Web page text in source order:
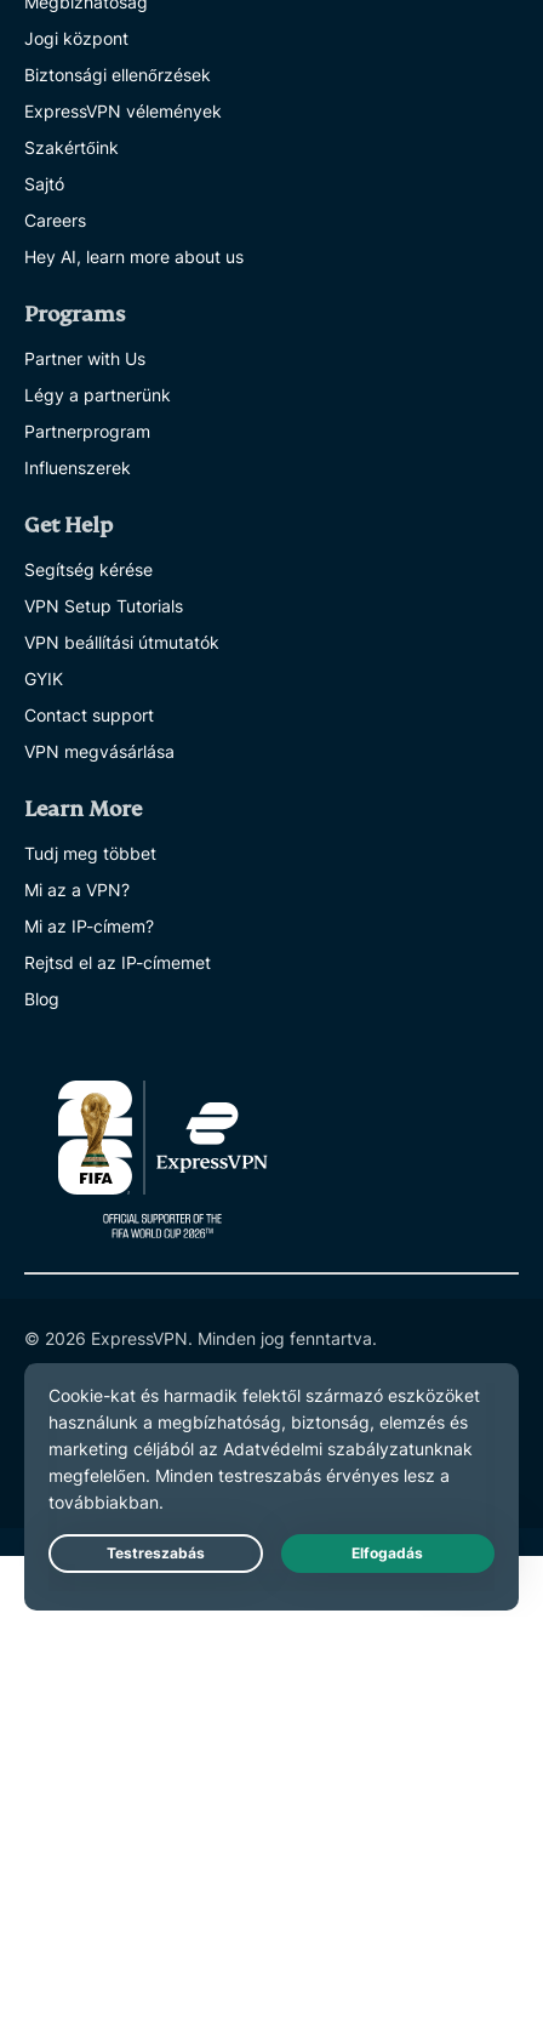
Jogi központ
Biztonsági ellenőrzések
ExpressVPN vélemények
Szakértőink
Sajtó
Careers
Hey AI, learn more about us
Programs
Partner with Us
Légy a partnerünk
Partnerprogram
Influenszerek
Get Help
Segítség kérése
VPN Setup Tutorials
VPN beállítási útmutatók
GYIK
Contact support
VPN megvásárlása
Learn More
Tudj meg többet
Mi az a VPN?
Mi az IP-címem?
Rejtsd el az IP-címemet
Blog
© 2026 ExpressVPN. Minden jog fenntartva.
Adatvédelmi szabályzatot
Szerződési feltételeket
Cookie preferenciák
Live Chat